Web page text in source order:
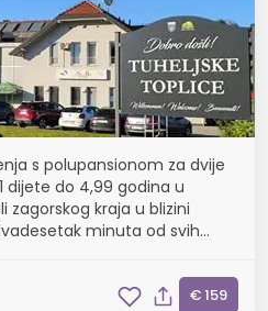
s polupansionom za dvije
dijete do 4,99 godina u
zagorskog kraja u blizini
minuta od svih
€ 159